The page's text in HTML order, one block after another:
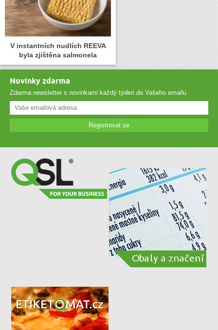
V instantních nudlích REEVA
byla zjištěna salmonela
Novinky zdarma
Zdarma newsletter s novinkami každý týden do Vašeho emailu
Registrovat se